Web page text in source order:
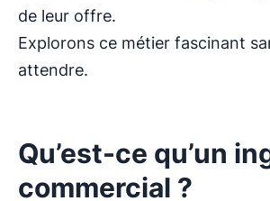
de leur offre.
Explorons ce métier fascinant
attendre.
Qu’est-ce qu’un
commercial ?